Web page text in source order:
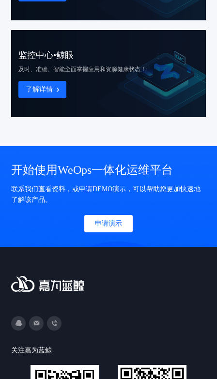
监控中心•鲸眼
及时、准确、智能全面掌握应用和资源健康状态！
了解详情
开始使用WeOps一体化运维平台
联系我们查看资料，或申请DEMO演示，可以帮助您更加快速地
了解该产品。
申请演示
关注嘉为蓝鲸